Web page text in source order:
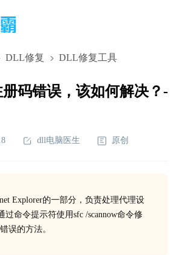
DLL修复 DLL修复工具
码错误，该如何解决？-
dll电脑医生 原创
Explorer的一部分，负责处理代理设
过命令提示符使用sfc /scannow命令修
误的方法。